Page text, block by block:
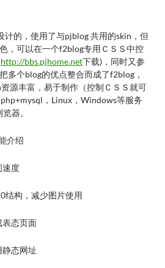
计的，使用了与pjblog 共用的skin，但
，可以在一个f2blog专用ＣＳＳ中控
http://bbs.pjhome.net下载)，同时又参
多个blog的优点整合而成了f2blog，
源丰富，易于制作（控制ＣＳＳ就可
，Linux，Windows等服务
器。
介绍
速度
结构，减少图片使用
表态页面
态网址